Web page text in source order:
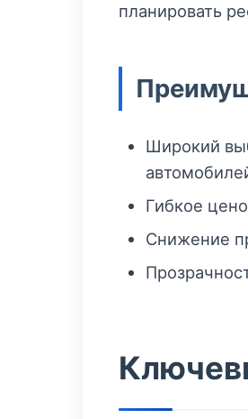
планировать
Широкий
Гибкое
Снижение